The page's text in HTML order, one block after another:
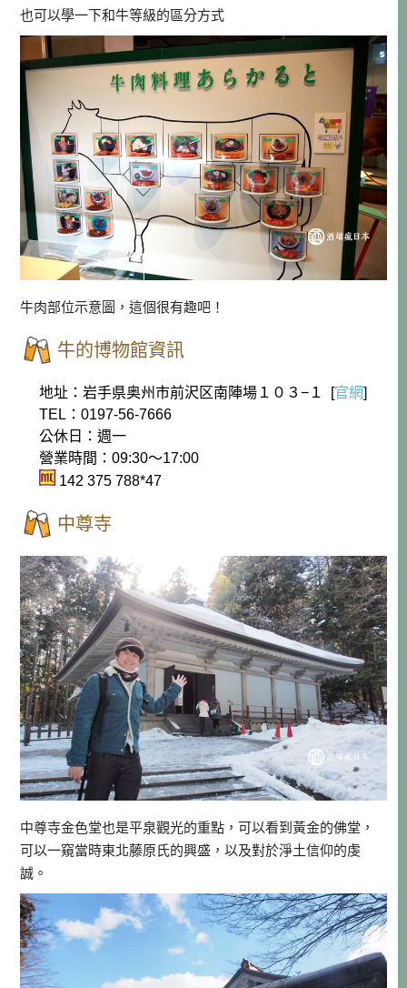
也可以學一下和牛等級的區分方式
牛肉部位示意圖，這個很有趣吧！
牛的博物館資訊
地址：岩手県奥州市前沢区南陣場１０３−１ [官網]
TEL：0197-56-7666
公休日：週一
營業時間：09:30～17:00
142 375 788*47
中尊寺
中尊寺金色堂也是平泉觀光的重點，可以看到黃金的佛堂，
可以一窺當時東北藤原氏的興盛，以及對於淨土信仰的虔
誠。